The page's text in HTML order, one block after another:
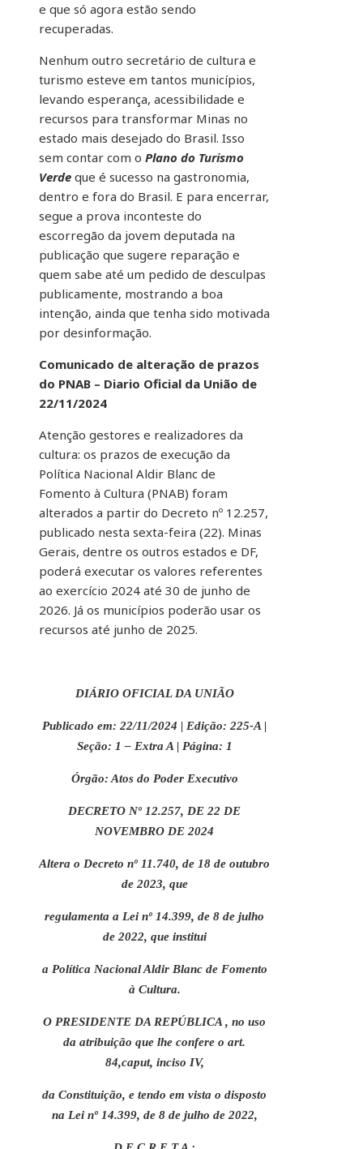
e que só agora estão sendo
recuperadas.
Nenhum outro secretário de cultura e
turismo esteve em tantos municípios,
levando esperança, acessibilidade e
recursos para transformar Minas no
estado mais desejado do Brasil. Isso
sem contar com o Plano do Turismo
Verde que é sucesso na gastronomia,
dentro e fora do Brasil. E para encerrar,
segue a prova inconteste do
escorregão da jovem deputada na
publicação que sugere reparação e
quem sabe até um pedido de desculpas
publicamente, mostrando a boa
intenção, ainda que tenha sido motivada
por desinformação.
Comunicado de alteração de prazos
do PNAB – Diario Oficial da União de
22/11/2024
Atenção gestores e realizadores da
cultura: os prazos de execução da
Política Nacional Aldir Blanc de
Fomento à Cultura (PNAB) foram
alterados a partir do Decreto nº 12.257,
publicado nesta sexta-feira (22). Minas
Gerais, dentre os outros estados e DF,
poderá executar os valores referentes
ao exercício 2024 até 30 de junho de
2026. Já os municípios poderão usar os
recursos até junho de 2025.
DIÁRIO OFICIAL DA UNIÃO
Publicado em: 22/11/2024 | Edição: 225-A |
Seção: 1 – Extra A | Página: 1
Órgão: Atos do Poder Executivo
DECRETO Nº 12.257, DE 22 DE
NOVEMBRO DE 2024
Altera o Decreto nº 11.740, de 18 de outubro
de 2023, que
regulamenta a Lei nº 14.399, de 8 de julho
de 2022, que institui
a Política Nacional Aldir Blanc de Fomento
à Cultura.
O PRESIDENTE DA REPÚBLICA , no uso
da atribuição que lhe confere o art.
84,caput, inciso IV,
da Constituição, e tendo em vista o disposto
na Lei nº 14.399, de 8 de julho de 2022,